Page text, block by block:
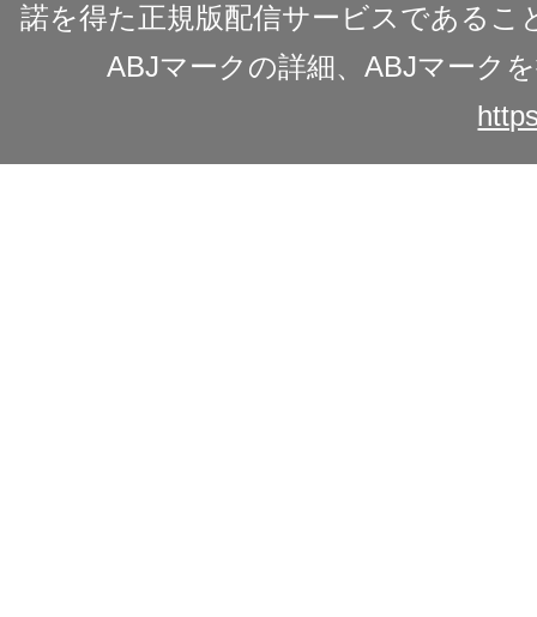
諾を得た正規版配信サービスであるこ
ABJマークの詳細、ABJマーク